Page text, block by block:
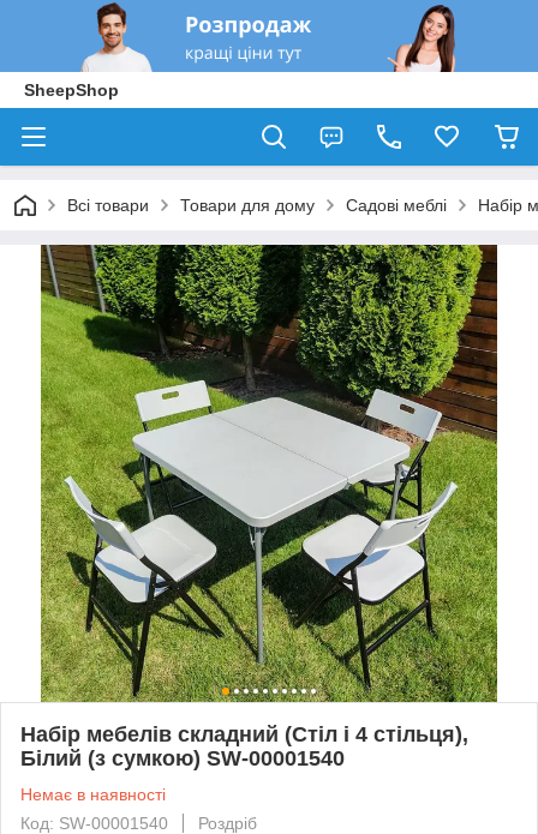
SheepShop
Всі товари Товари для дому Садові меблі Набір
Набір мебелів складний (Стіл і 4 стільця),
Білий (з сумкою) SW-00001540
Немає в наявності
Код: SW-00001540
Роздріб